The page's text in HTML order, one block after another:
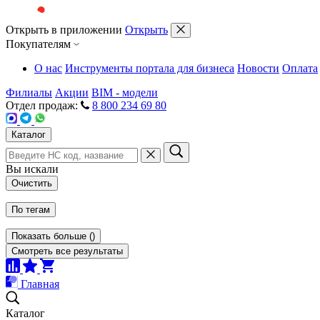
Открыть в приложении Открыть
Покупателям
О нас Инструменты портала для бизнеса Новости Оплата
Филиалы Акции BIM - модели
Отдел продаж:
8 800 234 69 80
Каталог
Вы искали
Очистить
По тегам
Показать больше ()
Смотреть все результаты
Главная
Каталог